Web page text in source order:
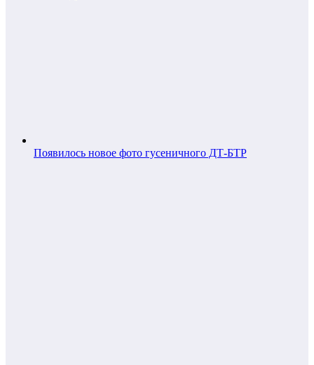
Появилось новое фото гусеничного ДТ-БТР